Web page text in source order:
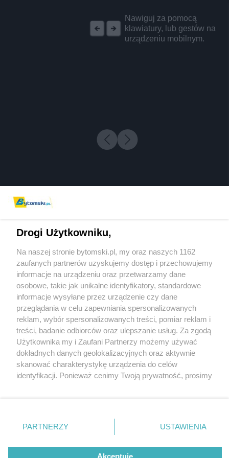
Nawiguj za pomocą
klawiatury, lub gestów na
urządzeniu mobilnym.
3 / 0
Wydawca mediów lokalnych
Nie zapomnij
zapoznać się z:
polityką prywatności regulamin korzystania z portali
Twojemiasto
Piekary Śląskie
Chorzów
Tarnowskie Góry
Gliwice
Skontakuj sięz nami
Kontakt
Wydawca
Pogoda
Drogi Użytkowniku,
Na naszej stronie bytomski.pl, my oraz naszych 1162
zaufanych partnerów uzyskujemy dostęp i przechowujemy
informacje na urządzeniu oraz przetwarzamy dane
osobowe, takie jak unikalne identyfikatory, standardowe
informacje wysyłane przez urządzenie czy dane
przeglądania w celu zapewniania spersonalizowanych
reklam, wybór spersonalizowanych treści, pomiar reklam i
treści, badanie odbiorców oraz ulepszanie usług. Za zgodą
Użytkownika my i Zaufani Partnerzy możemy używać
dokładnych danych geolokalizacyjnych oraz aktywnie
skanować charakterystykę urządzenia do celów
identyfikacji. Ponieważ cenimy Twoją prywatność, prosimy
prywatności znajdujący się w lewym dolnym rogu strony
. Niektóre rodzaje przetwarzania danych nie wymagają
zgody użytkownika, ale masz prawo sprzeciwić się
takiemu przetwarzaniu. Preferencje będą miały
PARTNERZY USTAWIENIA
Akceptuję